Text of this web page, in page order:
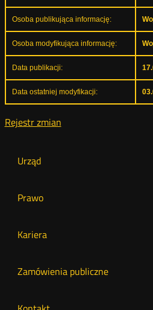
Urząd
Prawo
Kariera
Zamówienia publiczne
Osoba publikująca informację:
Osoba modyfikująca informację:
Data publikacji:
Data ostatniej modyfikacji:
Rejestr zmian